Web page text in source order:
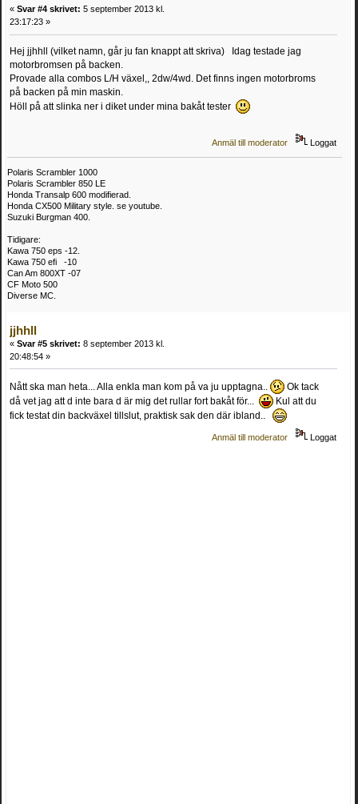
« Svar #4 skrivet: 5 september 2013 kl.
23:17:23 »
Hej jjhhll (vilket namn, går ju fan knappt att skriva) Idag testade jag
motorbromsen på backen.
Provade alla combos L/H växel,, 2dw/4wd. Det finns ingen motorbroms
på backen på min maskin.
Höll på att slinka ner i diket under mina bakåt tester
Anmäl till moderator Loggat
Polaris Scrambler 1000
Polaris Scrambler 850 LE
Honda Transalp 600 modifierad.
Honda CX500 Military style. se youtube.
Suzuki Burgman 400.
Tidigare:
Kawa 750 eps -12.
Kawa 750 efi -10
Can Am 800XT -07
CF Moto 500
Diverse MC.
jjhhll
« Svar #5 skrivet: 8 september 2013 kl.
20:48:54 »
Nått ska man heta... Alla enkla man kom på va ju upptagna..
Ok tack
då vet jag att d inte bara d är mig det rullar fort bakåt för...
Kul att du
fick testat din backväxel tillslut, praktisk sak den där ibland..
Anmäl till moderator Loggat